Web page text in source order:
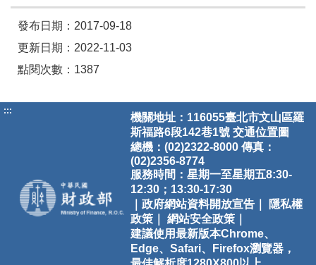
發布日期：2017-09-18
更新日期：2022-11-03
點閱次數：1387
:::
機關地址：116055臺北市文山區羅
斯福路6段142巷1號 交通位置圖
總機：(02)2322-8000 傳真：
(02)2356-8774
服務時間：星期一至星期五8:30-
12:30；13:30-17:30
｜政府網站資料開放宣告｜
隱私權
政策｜
網站安全政策｜
建議使用最新版本Chrome、
Edge、Safari、Firefox瀏覽器，